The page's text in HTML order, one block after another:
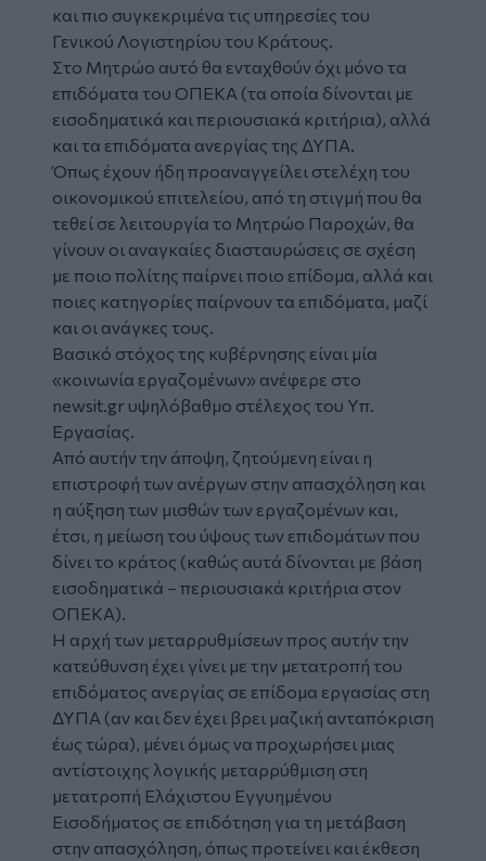
και πιο συγκεκριμένα τις υπηρεσίες του
Γενικού Λογιστηρίου του Κράτους.
Στο Μητρώο αυτό θα ενταχθούν όχι μόνο τα
επιδόματα του ΟΠΕΚΑ (τα οποία δίνονται με
εισοδηματικά και περιουσιακά κριτήρια), αλλά
και τα επιδόματα ανεργίας της ΔΥΠΑ.
Όπως έχουν ήδη προαναγγείλει στελέχη του
οικονομικού επιτελείου, από τη στιγμή που θα
τεθεί σε λειτουργία το Μητρώο Παροχών, θα
γίνουν οι αναγκαίες διασταυρώσεις σε σχέση
με ποιο πολίτης παίρνει ποιο επίδομα, αλλά και
ποιες κατηγορίες παίρνουν τα επιδόματα, μαζί
και οι ανάγκες τους.
Βασικό στόχος της κυβέρνησης είναι μία
«κοινωνία εργαζομένων» ανέφερε στο
newsit.gr υψηλόβαθμο στέλεχος του Υπ.
Εργασίας.
Από αυτήν την άποψη, ζητούμενη είναι η
επιστροφή των ανέργων στην απασχόληση και
η αύξηση των μισθών των εργαζομένων και,
έτσι, η μείωση του ύψους των επιδομάτων που
δίνει το κράτος (καθώς αυτά δίνονται με βάση
εισοδηματικά – περιουσιακά κριτήρια στον
ΟΠΕΚΑ).
Η αρχή των μεταρρυθμίσεων προς αυτήν την
κατεύθυνση έχει γίνει με την μετατροπή του
επιδόματος ανεργίας σε επίδομα εργασίας στη
ΔΥΠΑ (αν και δεν έχει βρει μαζική ανταπόκριση
έως τώρα), μένει όμως να προχωρήσει μιας
αντίστοιχης λογικής μεταρρύθμιση στη
μετατροπή Ελάχιστου Εγγυημένου
Εισοδήματος σε επιδότηση για τη μετάβαση
στην απασχόληση, όπως προτείνει και έκθεση